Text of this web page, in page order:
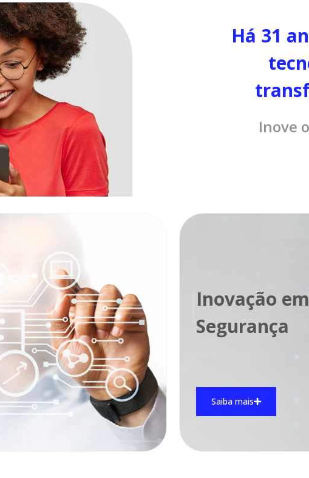
Há 31
Inove
Inovação em
Segurança
Saiba mais